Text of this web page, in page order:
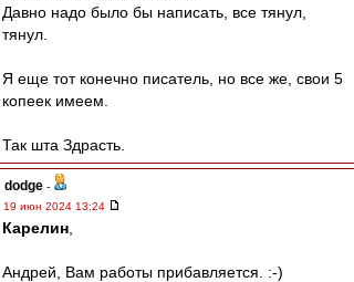
Давно надо было бы написать, все тянул,
тянул.
Я еще тот конечно писатель, но все же, свои 5
копеек имеем.
Так шта Здрасть.
dodge -
19 июн 2024 13:24
Карелин
Андрей, Вам работы прибавляется. :-)